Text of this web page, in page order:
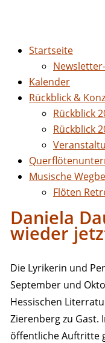
Startseite
Kalender
Rückblick &
Rückblick
Rückblick
Musische
Flöten
Daniela
wieder
Die Lyrikerin und
September und
Hessischen
Zierenberg zu Gast.
öffentliche Auftritte